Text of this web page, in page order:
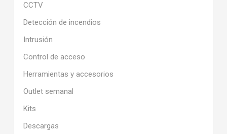
CCTV
Detección de incendios
Intrusión
Control de acceso
Herramientas y accesorios
Outlet semanal
Kits
Descargas